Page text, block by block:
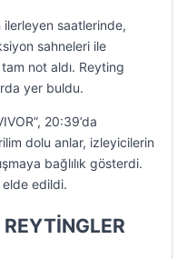
ilerleyen saatlerinde,
sahneleri ile
not aldı. Reyting
yer buldu.
20:39’da
dolu anlar, izleyicilerin
bağlılık gösterdi.
edildi.